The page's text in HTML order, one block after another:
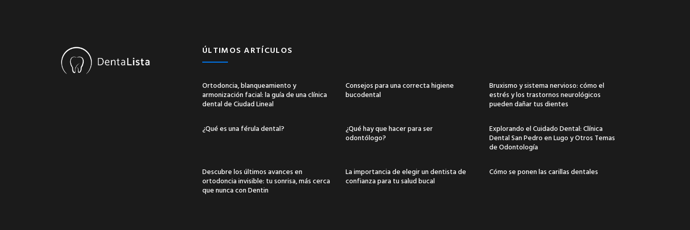
ÚLTIMOS ARTÍCULOS
Ortodoncia, blanqueamiento y
armonización facial: la guía de una clínica
dental de Ciudad Lineal
Consejos para una correcta higiene
bucodental
Bruxismo y sistema nervioso: cómo el
estrés y los trastornos neurológicos
pueden dañar tus dientes
¿Qué es una férula dental?
¿Qué hay que hacer para ser
odontólogo?
Explorando el Cuidado Dental: Clínica
Dental San Pedro en Lugo y Otros Temas
de Odontología
Descubre los últimos avances en
ortodoncia invisible: tu sonrisa, más cerca
que nunca con Dentin
La importancia de elegir un dentista de
confianza para tu salud bucal
Cómo se ponen las carillas dentales